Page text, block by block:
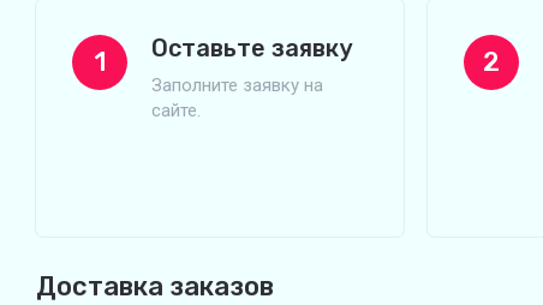
1 Оставьте заявку
Заполните заявку на
сайте.
2
Доставка заказов